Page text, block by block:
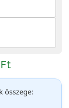
összege: